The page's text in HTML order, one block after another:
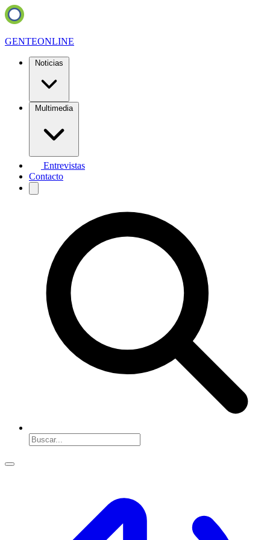
GENTEONLINE
Noticias
Multimedia
Entrevistas
Contacto